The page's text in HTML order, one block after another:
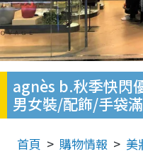
agnès b.秋季快閃
男女裝/配飾/手袋
首頁 購物情報 美